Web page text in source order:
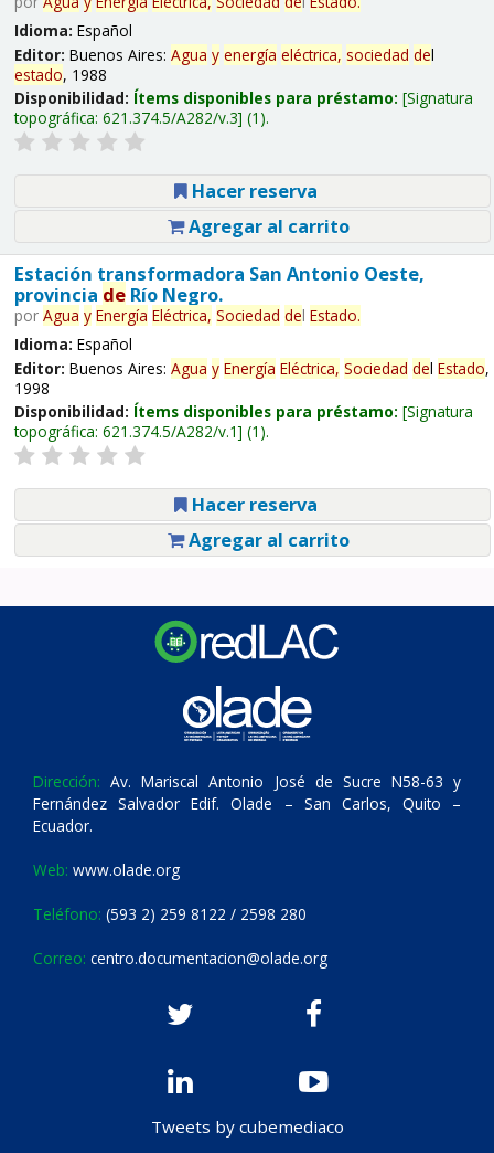
Idioma: Español
Editor: Buenos Aires: Agua y energía eléctrica, sociedad del
estado, 1988
Disponibilidad: Ítems disponibles para préstamo: Signatura
topográfica: 621.374.5/A282/v.3 (1).
Hacer reserva
Agregar al carrito
Estación transformadora San Antonio Oeste,
provincia deRío Negro.
por Agua y Energía Eléctrica, Sociedad del Estado.
Idioma: Español
Editor: Buenos Aires: Agua y Energía Eléctrica, Sociedad del Estado,
1998
Disponibilidad: Ítems disponibles para préstamo: Signatura
topográfica: 621.374.5/A282/v.1 (1).
Hacer reserva
Agregar al carrito
Dirección: Av. Mariscal Antonio José de Sucre N58-63 y
Fernández Salvador Edif. Olade – San Carlos, Quito –
Ecuador.
Web: www.olade.org
Teléfono: (593 2) 259 8122 / 2598 280
Correo: centro.documentacion@olade.org
Tweets by cubemediaco